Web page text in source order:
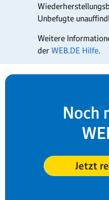
Unbefugte
Weitere
der WEB.DE Hilfe.
Noch
Jetzt